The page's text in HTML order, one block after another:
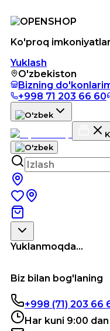
Ko'proq
Yuklash
O'zbekiston
Bizning
+998 71 203 66 60
Yuklanmoqda...
Biz bilan bog'laning
+998 (71) 203 66
Har kuni 9:00